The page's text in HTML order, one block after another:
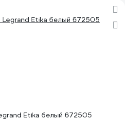
Etika белый 672505